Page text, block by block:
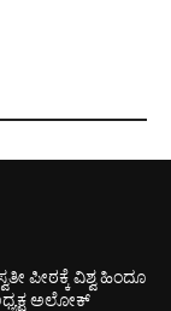
ಪೀಠಕ್ಕೆ ವಿಶ್ವ ಹಿಂದೂ
ಅಲೋಕ್